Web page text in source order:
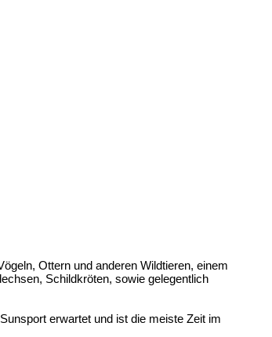
Ottern und anderen Wildtieren, einem
Schildkröten, sowie gelegentlich
erwartet und ist die meiste Zeit im